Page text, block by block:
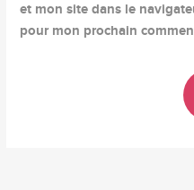
et mon site dans le
pour mon prochain